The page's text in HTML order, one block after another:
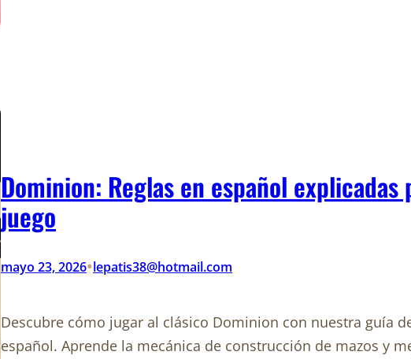
Dominion: Reglas en español
juego
mayo 23, 2026•lepatis38@hotmail.com
Descubre cómo jugar al clásico Dominion con nuestra guía
español. Aprende la mecánica de construcción de mazos y